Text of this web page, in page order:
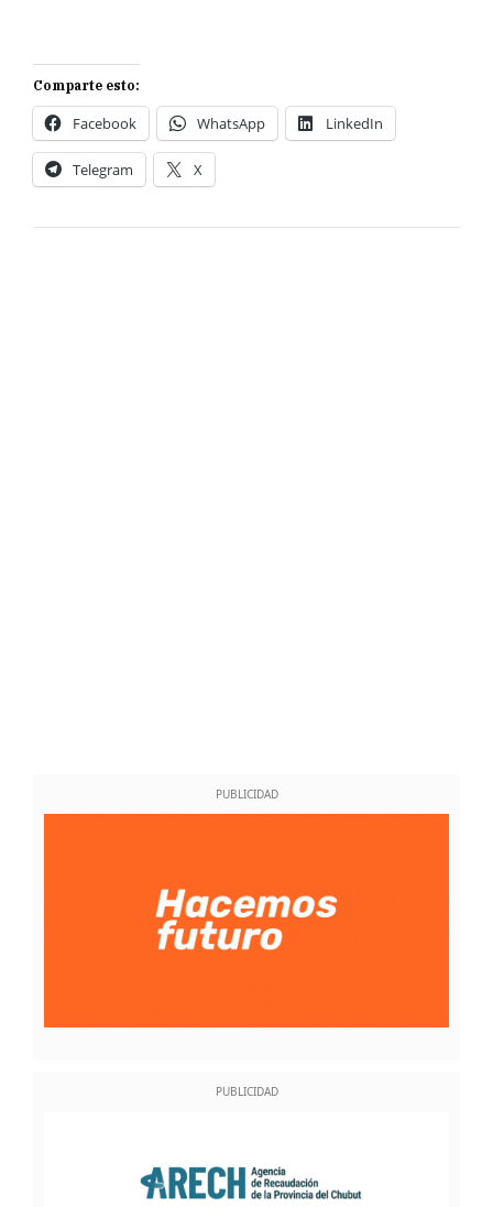
Comparte esto:
Facebook WhatsApp LinkedIn
Telegram X